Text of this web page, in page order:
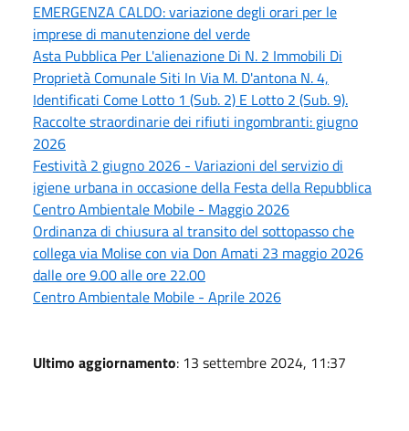
EMERGENZA CALDO: variazione degli orari per le
imprese di manutenzione del verde
Asta Pubblica Per L'alienazione Di N. 2 Immobili Di
Proprietà Comunale Siti In Via M. D'antona N. 4,
Identificati Come Lotto 1 (Sub. 2) E Lotto 2 (Sub. 9).
Raccolte straordinarie dei rifiuti ingombranti: giugno
2026
Festività 2 giugno 2026 - Variazioni del servizio di
igiene urbana in occasione della Festa della Repubblica
Centro Ambientale Mobile - Maggio 2026
Ordinanza di chiusura al transito del sottopasso che
collega via Molise con via Don Amati 23 maggio 2026
dalle ore 9.00 alle ore 22.00
Centro Ambientale Mobile - Aprile 2026
Ultimo aggiornamento: 13 settembre 2024, 11:37